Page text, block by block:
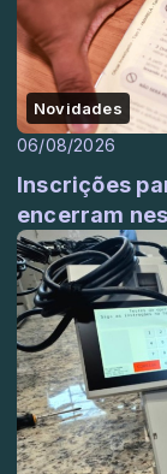
Novidades
06/08/2026
Inscrições
encerram